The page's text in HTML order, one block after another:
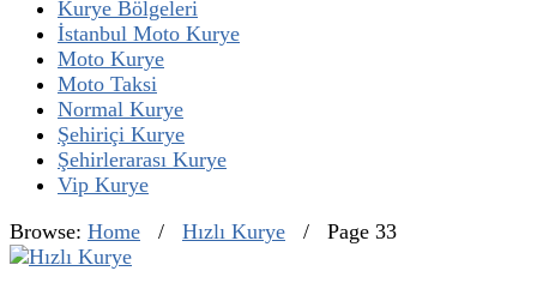
Kurye Bölgeleri
İstanbul Moto Kurye
Moto Kurye
Moto Taksi
Normal Kurye
Şehiriçi Kurye
Şehirlerarası Kurye
Vip Kurye
Browse: Home / Hızlı Kurye / Page 33